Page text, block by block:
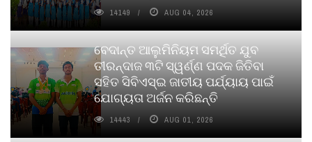
14149 AUG 04, 2026
ବେଦାନ୍ତ ଆଲୁମିନିୟମ ସମର୍ଥିତ ଯୁବ
ତୀରନ୍ଦାଜ ୩ଟି ସ୍ୱର୍ଣ୍ଣ ପଦକ ଜିତିବା
ସହିତ ସିବିଏସ୍ଇ ଜାତୀୟ ପର୍ଯ୍ୟାୟ ପାଇଁ
ଯୋଗ୍ୟତା ଅର୍ଜନ କରିଛନ୍ତି
14443 AUG 01, 2026